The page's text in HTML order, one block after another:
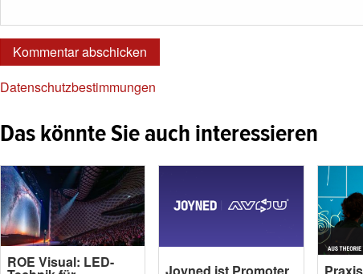
Datenschutzbestimmungen
Das könnte Sie auch interessieren
ROE Visual: LED- Joyned ist Promoter